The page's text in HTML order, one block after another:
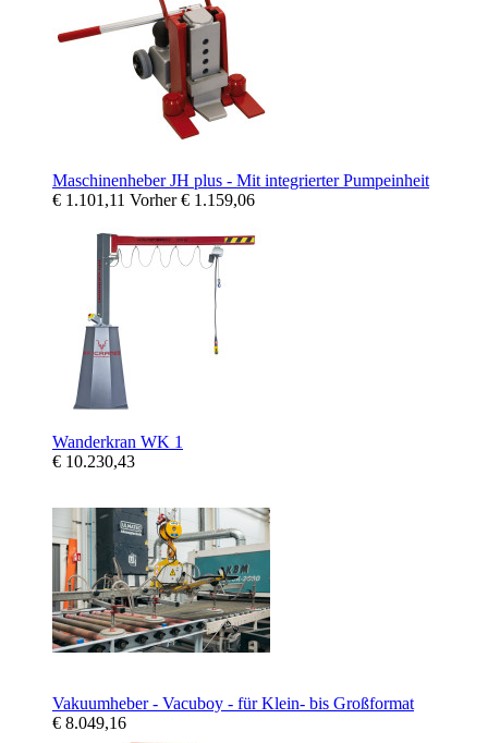
Maschinenheber JH plus - Mit integrierter Pumpeinheit
€ 1.101,11 Vorher€ 1.159,06
Wanderkran WK 1
€ 10.230,43
Vakuumheber - Vacuboy - für Klein- bis Großformat
€ 8.049,16